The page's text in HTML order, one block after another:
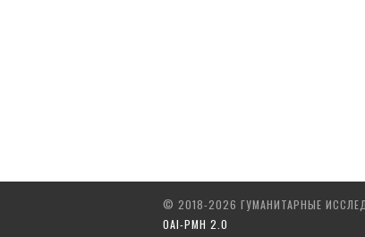
© 2018-2026 ГУМАНИТАРНЫЕ
OAI-PMH 2.0